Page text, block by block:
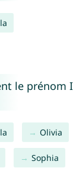
le prénom
Olivia
Sophia